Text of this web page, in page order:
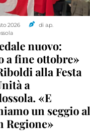
2026
di a.p.
nuovo:
a fine ottobre»
alla Festa
a
«E
un seggio al
Regione»